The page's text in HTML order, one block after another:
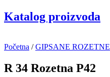
Katalog proizvoda
Početna /GIPSANE ROZETNE
R 34 Rozetna P42